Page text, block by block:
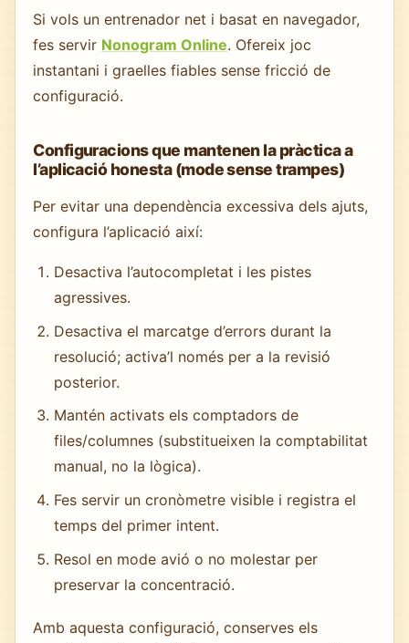
Si vols un entrenador net i basat en navegador,
fes servir Nonogram Online. Ofereix joc
instantani i graelles fiables sense fricció de
configuració.
Configuracions que mantenen la pràctica a
l’aplicació honesta (mode sense trampes)
Per evitar una dependència excessiva dels ajuts,
configura l’aplicació així:
Desactiva l’autocompletat i les pistes
agressives.
Desactiva el marcatge d’errors durant la
resolució; activa’l només per a la revisió
posterior.
Mantén activats els comptadors de
files/columnes (substitueixen la comptabilitat
manual, no la lògica).
Fes servir un cronòmetre visible i registra el
temps del primer intent.
Resol en mode avió o no molestar per
preservar la concentració.
Amb aquesta configuració, conserves els